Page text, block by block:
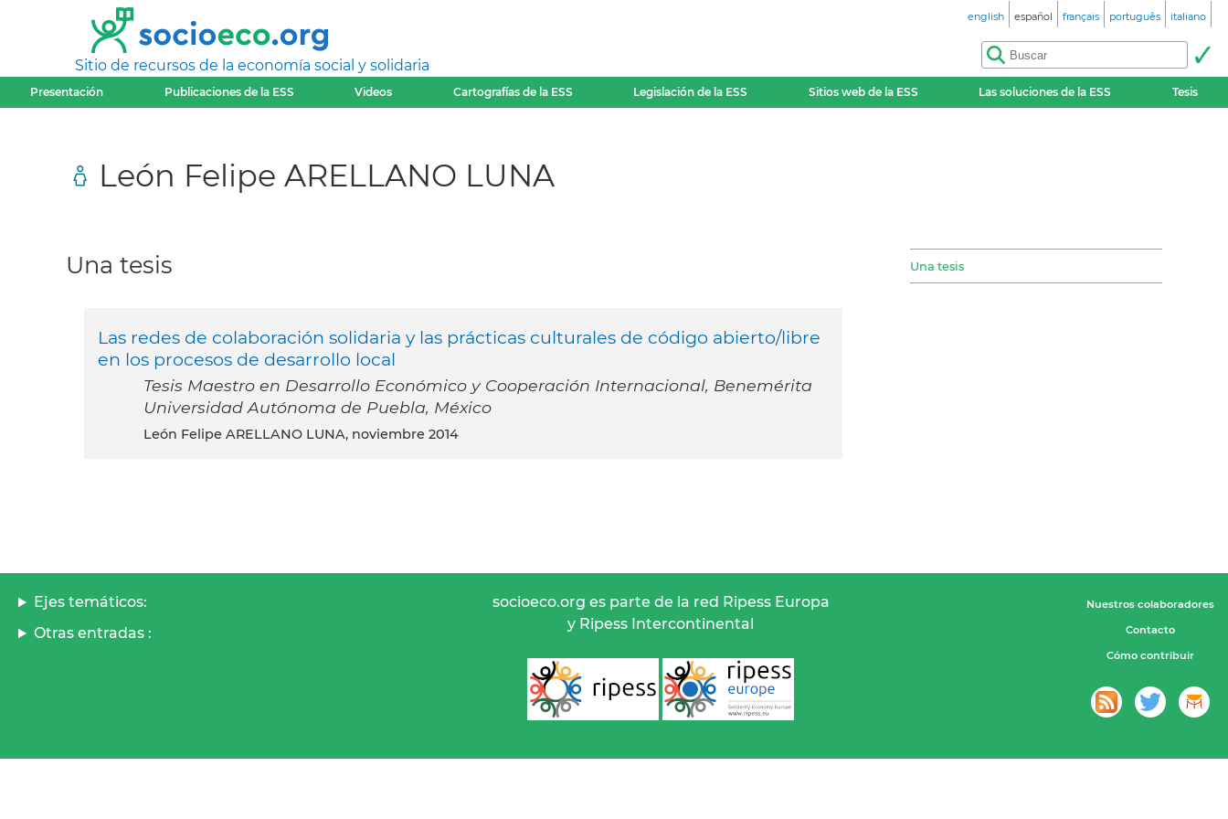
Sitio de recursos de la economía social y solidaria
english español français português italiano
Presentación Publicaciones de la ESS Videos Cartografías de la ESS Legislación de la ESS Sitios web de la ESS Las soluciones de la ESS Tesis
León Felipe ARELLANO LUNA
Una tesis
Una tesis
Las redes de colaboración solidaria y las prácticas culturales de código abierto/libre
en los procesos de desarrollo local
Tesis Maestro en Desarrollo Económico y Cooperación Internacional, Benemérita
Universidad Autónoma de Puebla, México
León Felipe ARELLANO LUNA, noviembre 2014
Ejes temáticos:
Otras entradas :
socioeco.org es parte de la red Ripess Europa
y Ripess Intercontinental
Nuestros colaboradores
Contacto
Cómo contribuir